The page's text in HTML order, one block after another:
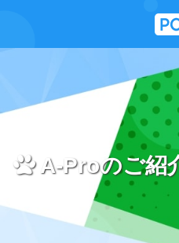
A-Proのご紹